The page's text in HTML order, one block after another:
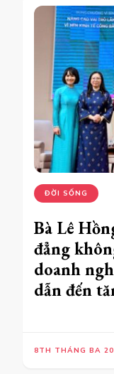
ĐỜI SỐNG
Bà Lê
đẳng
doanh
dẫn đến
8TH THÁNG BA